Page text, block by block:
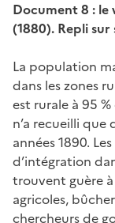
Document 8 : le
(1880). Repli
La population
dans les zones
est rurale à 95
n’a recueilli
années 1890.
d’intégration
trouvent guère
agricoles,
chercheurs de